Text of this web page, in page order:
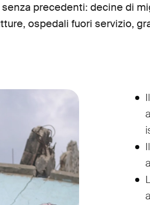
precedenti: decine di
ospedali fuori servizio,